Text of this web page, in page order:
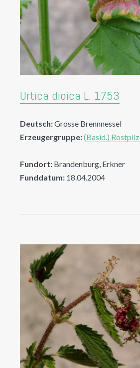
Urtica dioica L. 1753
Deutsch:Grosse Brennnessel
Erzeugergruppe:(Basid.) Rostpilz
Fundort: Brandenburg, Erkner
Funddatum: 18.04.2004